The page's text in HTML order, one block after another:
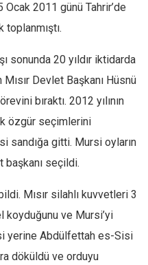
2011 günü Tahrir’de
toplanmıştı.
sonunda 20 yıldır iktidarda
Devlet Başkanı Hüsnü
bıraktı. 2012 yılının
özgür seçimlerini
sandığa gitti. Mursi oyların
başkanı seçildi.
Mısır silahlı kuvvetleri 3
koyduğunu ve Mursi’yi
yerine Abdülfettah es-Sisi
döküldü ve orduyu